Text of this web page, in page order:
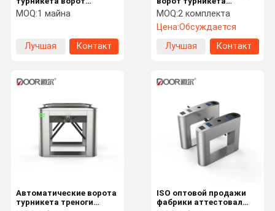
треноги
MOQ:2 комплекта
Цена:Обсуждается
Лучшая
Контакт
барьера щитка
пешеходные с
MOQ:1 майна
Лучшая
Контакт
ISO оптовой продажи
фабрики аттестовал
Автоматические ворота
турникета треноги